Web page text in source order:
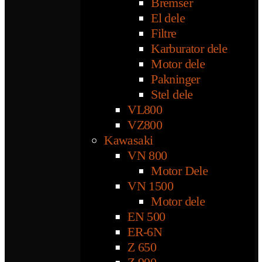
El dele
Filtre
Karburator dele
Motor dele
Pakninger
Stel dele
VL800
VZ800
Kawasaki
VN 800
Motor Dele
VN 1500
Motor dele
EN 500
ER-6N
Z 650